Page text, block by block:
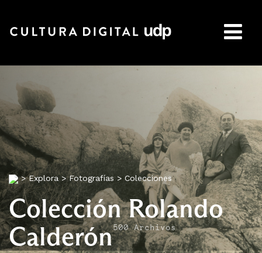
>Explora>Fotografías > Colecciones
Colección Rolando
Calderón500 Archivos